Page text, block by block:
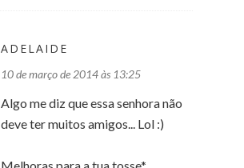
ADELAIDE
10 de março de 2014 às 13:25
Algo me diz que essa senhora não
deve ter muitos amigos... Lol :)
Melhoras para a tua tosse*